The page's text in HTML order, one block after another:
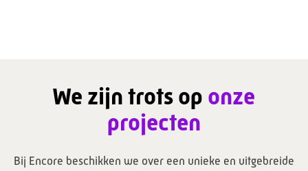
We zijn trots op onze
projecten
Bij Encore beschikken we over een unieke en uitgebreide